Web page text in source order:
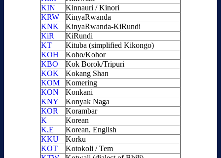
KIN
Kinnauri / Kinori
KRW
KinyaRwanda
KNK
KinyaRwanda-KiRundi
KiR
KiRundi
KT
Kituba (simplified Kikongo)
KOH
Koho/Kohor
KBO
Kok Borok/Tripuri
KOK
Kokang Shan
KOM
Komering
KON
Konkani
KNY
Konyak Naga
KOR
Korambar
K
Korean
K,E
Korean, English
KKU
Korku
KOT
Kotokoli / Tem